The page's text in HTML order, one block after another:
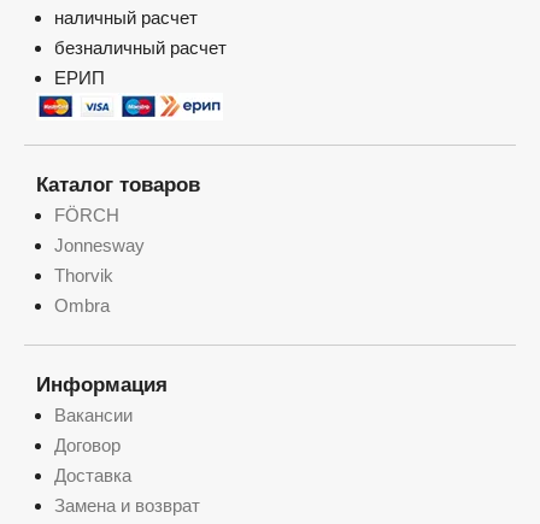
наличный расчет
безналичный расчет
ЕРИП
Каталог товаров
FÖRCH
Jonnesway
Thorvik
Ombra
Информация
Вакансии
Договор
Доставка
Замена и возврат